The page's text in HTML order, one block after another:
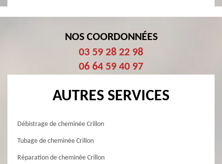
NOS COORDONNÉES
03 59 28 22 98
06 64 59 40 97
AUTRES SERVICES
Débistrage de cheminée Crillon
Tubage de cheminée Crillon
Réparation de cheminée Crillon